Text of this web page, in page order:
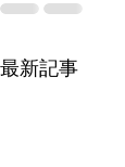
最新記事